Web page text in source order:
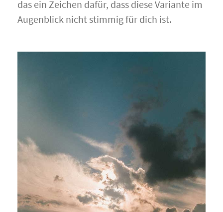
das ein Zeichen dafür, dass diese Variante im
Augenblick nicht stimmig für dich ist.